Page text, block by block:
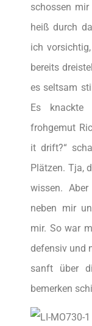
schossen mir
heiß durch
ich
bereits
es seltsam
Es
frohgemut
it drift?“
Plätzen. Tja,
wissen.
neben mir
mir. So war
defensiv und
sanft über
bemerken